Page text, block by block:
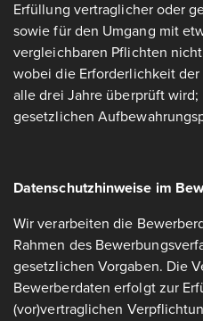
Erfüllung vertraglicher oder
sowie für den Umgang mit
vergleichbaren Pflichten
wobei die Erforderlichkeit
alle drei Jahre überprüft
gesetzlichen
Datenschutzhinweise im
Wir verarbeiten die
Rahmen des
gesetzlichen Vorgaben. Die
Bewerberdaten erfolgt zur
(vor)vertraglichen